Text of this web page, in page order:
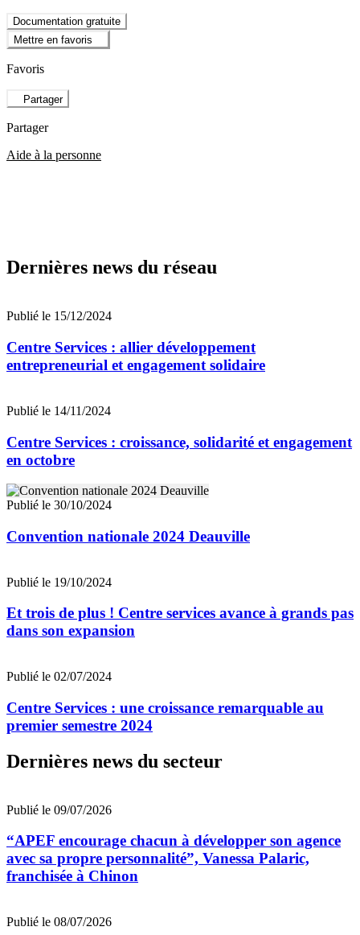
Documentation gratuite
Mettre en favoris
Favoris
Partager
Partager
Aide à la personne
Dernières news du réseau
Publié le 15/12/2024
Centre Services : allier développement
entrepreneurial et engagement solidaire
Publié le 14/11/2024
Centre Services : croissance, solidarité et engagement
en octobre
Publié le 30/10/2024
Convention nationale 2024 Deauville
Publié le 19/10/2024
Et trois de plus ! Centre services avance à grands pas
dans son expansion
Publié le 02/07/2024
Centre Services : une croissance remarquable au
premier semestre 2024
Dernières news du secteur
Publié le 09/07/2026
“APEF encourage chacun à développer son agence
avec sa propre personnalité”, Vanessa Palaric,
franchisée à Chinon
Publié le 08/07/2026